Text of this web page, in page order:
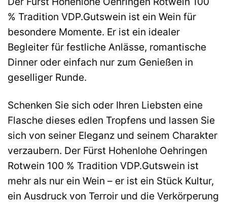
% Tradition VDP.Gutswein ist ein Wein für
besondere Momente. Er ist ein idealer
Begleiter für festliche Anlässe, romantische
Dinner oder einfach nur zum Genießen in
geselliger Runde.
Schenken Sie sich oder Ihren Liebsten eine
Flasche dieses edlen Tropfens und lassen Sie
sich von seiner Eleganz und seinem Charakter
verzaubern. Der Fürst Hohenlohe Oehringen
Rotwein 100 % Tradition VDP.Gutswein ist
mehr als nur ein Wein – er ist ein Stück Kultur,
ein Ausdruck von Terroir und die Verkörperung